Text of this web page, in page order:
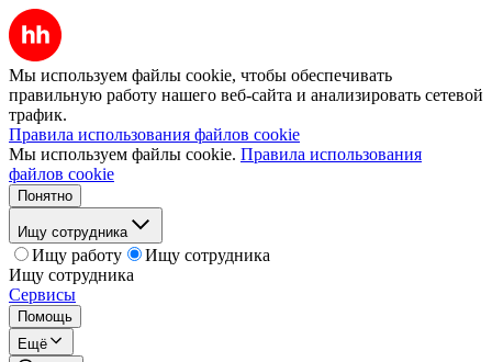
Мы используем файлы cookie, чтобы обеспечивать
правильную работу нашего веб-сайта и анализировать сетевой
трафик.
Правила использования файлов cookie
Мы используем файлы cookie. Правила использования
файлов cookie
Понятно
Ищу сотрудника
Ищу работу
Ищу сотрудника
Ищу сотрудника
Сервисы
Помощь
Ещё